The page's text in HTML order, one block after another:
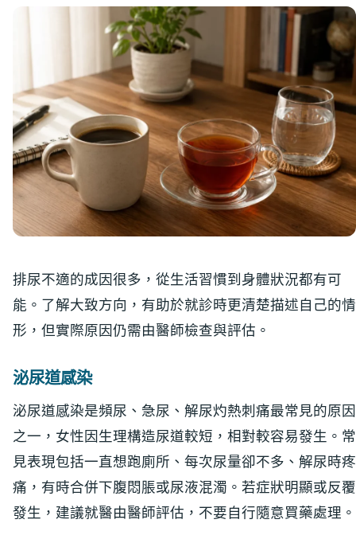
排尿不適的成因很多，從生活習慣到身體狀況都有可
能。了解大致方向，有助於就診時更清楚描述自己的情
形，但實際原因仍需由醫師檢查與評估。
泌尿道感染
泌尿道感染是頻尿、急尿、解尿灼熱刺痛最常見的原因
之一，女性因生理構造尿道較短，相對較容易發生。常
見表現包括一直想跑廁所、每次尿量卻不多、解尿時疼
痛，有時合併下腹悶脹或尿液混濁。若症狀明顯或反覆
發生，建議就醫由醫師評估，不要自行隨意買藥處理。